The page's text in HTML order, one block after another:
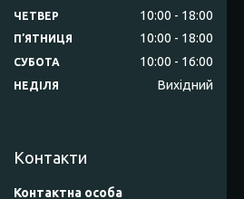
ЧЕТВЕР 10:00 18:00
ПʼЯТНИЦЯ 10:00 18:00
СУБОТА 10:00 16:00
НЕДІЛЯ Вихідний
Контакти